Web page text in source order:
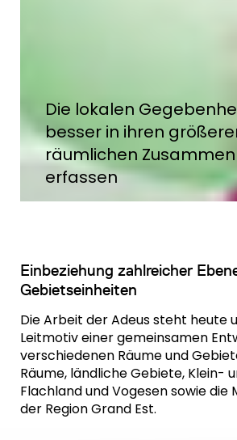
Die lokalen
besser in ihren
räumlichen
erfassen
Einbeziehung zahlreicher
Gebietseinheiten
Die Arbeit der Adeus steht heute
Leitmotiv einer gemeinsamen
verschiedenen Räume und
Räume, ländliche Gebiete, Klein-
Flachland und Vogesen sowie die
der Region Grand Est.